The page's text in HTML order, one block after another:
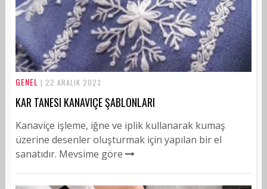
GENEL | 22 ARALIK 2023
KAR TANESI KANAVIÇE ŞABLONLARI
Kanaviçe işleme, iğne ve iplik kullanarak kumaş
üzerine desenler oluşturmak için yapılan bir el
sanatıdır. Mevsime göre